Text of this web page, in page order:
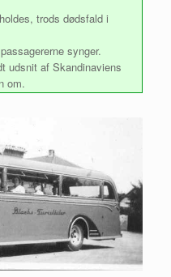
trods dødsfald i
synger.
udsnit af Skandinaviens
om.